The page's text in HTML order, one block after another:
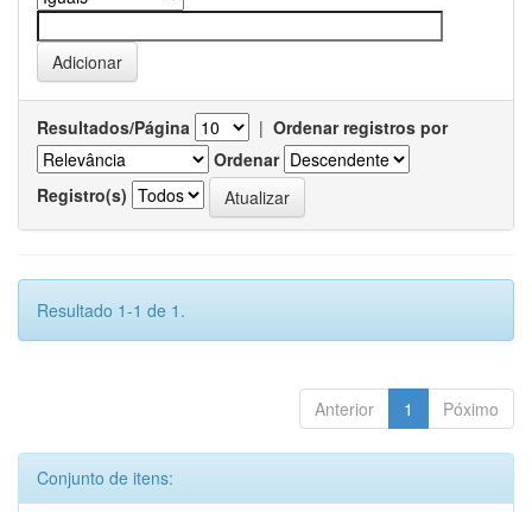
Resultados/Página | Ordenar registros por
Ordenar
Registro(s)
Resultado 1-1 de 1.
Anterior 1 Póximo
Conjunto de itens: